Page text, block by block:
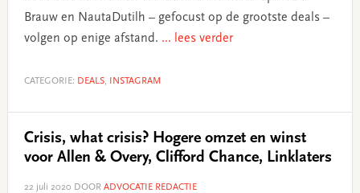
Brauw en NautaDutilh – gefocust op de grootste deals –
volgen op enige afstand. ... lees verder
CATEGORIE: DEALS, INSTAGRAM
Crisis, what crisis? Hogere omzet en winst
voor Allen & Overy, Clifford Chance, Linklaters
22 juli 2020 DOOR ADVOCATIE REDACTIE